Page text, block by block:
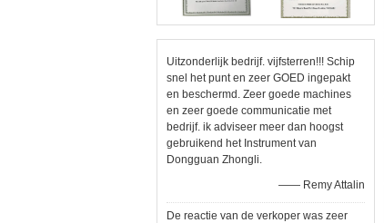
Uitzonderlijk bedrijf. vijfsterren!!! Schip
snel het punt en zeer GOED ingepakt
en beschermd. Zeer goede machines
en zeer goede communicatie met
bedrijf. ik adviseer meer dan hoogst
gebruikend het Instrument van
Dongguan Zhongli.
—— Remy Attalin
De reactie van de verkoper was zeer